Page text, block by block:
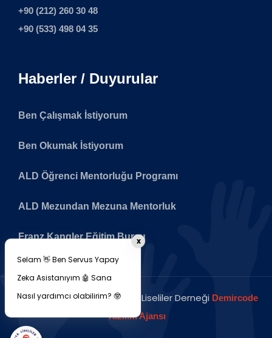
+90 (212) 260 30 48
+90 (533) 498 04 35
Haberler / Duyurular
Ben Çalışmak İstiyorum
Ben Okumak İstiyorum
ALD Öğrenci Mentorluğu Programı
ALD Mezundan Mezuna Mentorluk
Franz Kangler Eğitim Bursu
Copyright © 2026 Avusturya Liseliler Derneği Demircode
Yazılım Ajansı
Selam 👋 Ben Servus Yapay
Zeka Asistanıyım 🤖 Sana
Nasıl yardımcı olabilirim? 🤓
x